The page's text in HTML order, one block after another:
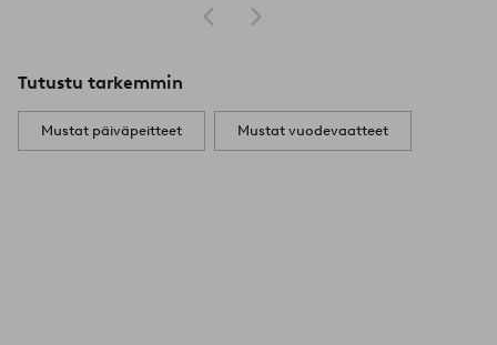
Tutustu tarkemmin
Mustat päiväpeitteet Mustat vuodevaatteet